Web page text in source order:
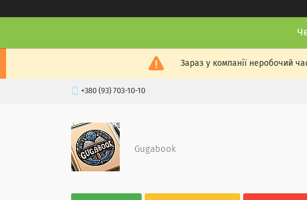
Зараз у компанії неробочий
+380 (93) 703-10-10
Gugabook